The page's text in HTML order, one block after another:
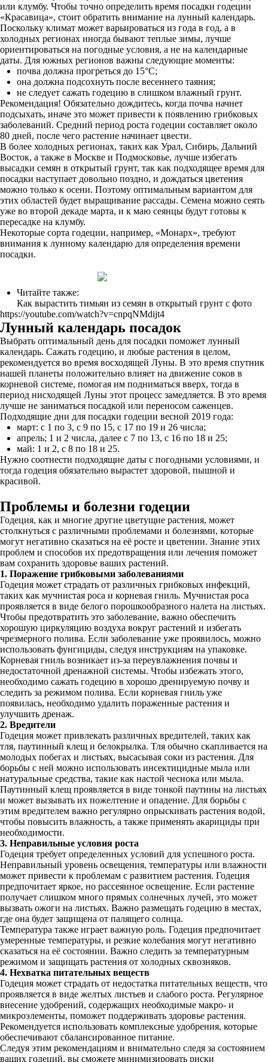
или клумбу. Чтобы точно определить время посадки годеции
«Красавица», стоит обратить внимание на лунный календарь.
Поскольку климат может варьироваться из года в год, а в
холодных регионах иногда бывают теплые зимы, лучше
ориентироваться на погодные условия, а не на календарные
даты. Для южных регионов важны следующие моменты:
почва должна прогреться до 15°С;
она должна подсохнуть после весеннего таяния;
не следует сажать годецию в слишком влажный грунт.
Рекомендация! Обязательно дождитесь, когда почва начнет
подсыхать, иначе это может привести к появлению грибковых
заболеваний. Средний период роста годеции составляет около
80 дней, после чего растение начинает цвести.
В более холодных регионах, таких как Урал, Сибирь, Дальний
Восток, а также в Москве и Подмосковье, лучше избегать
высадки семян в открытый грунт, так как подходящее время для
посадки наступает довольно поздно, и дождаться цветения
можно только к осени. Поэтому оптимальным вариантом для
этих областей будет выращивание рассады. Семена можно сеять
уже во второй декаде марта, и к маю сеянцы будут готовы к
пересадке на клумбу.
Некоторые сорта годеции, например, «Монарх», требуют
внимания к лунному календарю для определения времени
посадки.
Читайте также:
Как вырастить тимьян из семян в открытый грунт с фото
https://youtube.com/watch?v=cnpqNMdijt4
Лунный календарь посадок
Выбрать оптимальный день для посадки поможет лунный
календарь. Сажать годецию, и любые растения в целом,
рекомендуется во время восходящей Луны. В это время спутник
нашей планеты положительно влияет на движение соков в
корневой системе, помогая им подниматься вверх, тогда в
период нисходящей Луны этот процесс замедляется. В это время
лучше не заниматься посадкой или переносом саженцев.
Подходящие дни для посадки годеции весной 2019 года:
март: с 1 по 3, с 9 по 15, с 17 по 19 и 26 числа;
апрель; 1 и 2 числа, далее с 7 по 13, с 16 по 18 и 25;
май: 1 и 2, с 8 по 18 и 25.
Нужно соотнести подходящие даты с погодными условиями, и
тогда годеция обязательно вырастет здоровой, пышной и
красивой.
Проблемы и болезни годеции
Годеция, как и многие другие цветущие растения, может
столкнуться с различными проблемами и болезнями, которые
могут негативно сказаться на её росте и цветении. Знание этих
проблем и способов их предотвращения или лечения поможет
вам сохранить здоровье ваших растений.
1. Поражение грибковыми заболеваниями
Годеция может страдать от различных грибковых инфекций,
таких как мучнистая роса и корневая гниль. Мучнистая роса
проявляется в виде белого порошкообразного налета на листьях.
Чтобы предотвратить это заболевание, важно обеспечить
хорошую циркуляцию воздуха вокруг растений и избегать
чрезмерного полива. Если заболевание уже проявилось, можно
использовать фунгициды, следуя инструкциям на упаковке.
Корневая гниль возникает из-за переувлажнения почвы и
недостаточной дренажной системы. Чтобы избежать этого,
необходимо сажать годецию в хорошо дренируемую почву и
следить за режимом полива. Если корневая гниль уже
появилась, необходимо удалить пораженные растения и
улучшить дренаж.
2. Вредители
Годеция может привлекать различных вредителей, таких как
тля, паутинный клещ и белокрылка. Тля обычно скапливается на
молодых побегах и листьях, высасывая соки из растения. Для
борьбы с ней можно использовать инсектицидные мыла или
натуральные средства, такие как настой чеснока или мыла.
Паутинный клещ проявляется в виде тонкой паутины на листьях
и может вызывать их пожелтение и опадение. Для борьбы с
этим вредителем важно регулярно опрыскивать растения водой,
чтобы повысить влажность, а также применять акарициды при
необходимости.
3. Неправильные условия роста
Годеция требует определенных условий для успешного роста.
Неправильный уровень освещения, температуры или влажности
может привести к проблемам с развитием растения. Годеция
предпочитает яркое, но рассеянное освещение. Если растение
получает слишком много прямых солнечных лучей, это может
вызвать ожоги на листьях. Важно размещать годецию в местах,
где она будет защищена от палящего солнца.
Температура также играет важную роль. Годеция предпочитает
умеренные температуры, и резкие колебания могут негативно
сказаться на её состоянии. Важно следить за температурным
режимом и защищать растения от холодных сквозняков.
4. Нехватка питательных веществ
Годеция может страдать от недостатка питательных веществ, что
проявляется в виде желтых листьев и слабого роста. Регулярное
внесение удобрений, содержащих необходимые макро- и
микроэлементы, поможет поддерживать здоровье растения.
Рекомендуется использовать комплексные удобрения, которые
обеспечивают сбалансированное питание.
Следуя этим рекомендациям и внимательно следя за состоянием
ваших годеций, вы сможете минимизировать риски